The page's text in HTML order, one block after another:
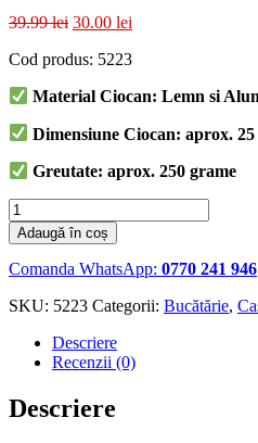
39.99lei Prețul
a
39.99 lei.
30.00 lei
este:
Cod produs: 5223
Material Ciocan: Lemn si
Dimensiune Ciocan: aprox. 25
Greutate: aprox. 250 grame
Cantitate
Ciocan
pentru
batut
din
Aluminiu
Adaugă în coș
Comanda WhatsApp: 0770 241 946
SKU: 5223 Categorii: Bucătărie,
Descriere
Recenzii (0)
Descriere